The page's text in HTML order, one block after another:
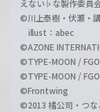
えない♭な製作委員
©川上泰樹・伏瀬・
illust：abec
©AZONE
©TYPE-MOON /
©TYPE-MOON /
©Frontwing
©2013 橘公司・つな